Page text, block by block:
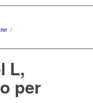
/
L,
per